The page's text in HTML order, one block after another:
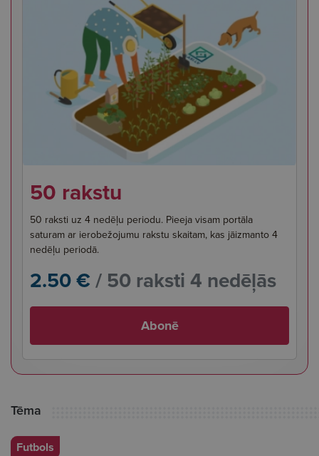
50 rakstu
50 raksti uz 4 nedēļu periodu. Pieeja visam portāla
saturam ar ierobežojumu rakstu skaitam, kas jāizmanto 4
nedēļu periodā.
2.50 €/ 50 raksti 4 nedēļās
Abonē
Tēma
Futbols